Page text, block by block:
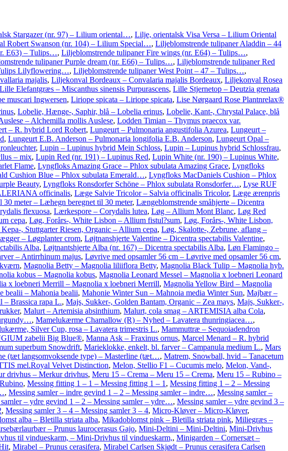
Stargazer (nr. 97) – Lilium oriental…, Lilje, orientalsk Visa Versa – Lilium Oriental
Robert Swanson (nr. 104) – Lilium Special…, Liljeblomstrende tulipaner Aladdin – 44
E63) – Tulips…, Liljeblomstrende tulipaner Fire wings (nr. E64) – Tulips…,
tulipaner Purple dream (nr. E66) – Tulips…, Liljeblomstrende tulipaner Red
Lilyflowering…, Liljeblomstrende tulipaner West Point – 47 – Tulips…,
majalis, Liljekonval Bordeaux – Convalaria majalis Bordeaux, Liljekonval Rosea
Lille Elefantgræs – Miscanthus sinensis Purpurascens, Lille Stjernetop – Deutzia grenata
muscari Ingwersen, Liriope spicata – Liriope spicata, Lise Nørgaard Rose Plantnrelax®
, Lobelie, Hænge-, Saphir, blå – Lobelia erinus, Lobelie, Kant-, Chrystal Palace, blå
– Alchemilla mollis Auslese, Lodden Timian – Thymus praecox var.
– R. hybrid Lord Robert, Lungeurt – Pulmonaria angustifolia Azurea, Lungeurt –
, Lungeurt E.B. Anderson – Pulmonaria longifolia E.B. Anderson, Lungeurt Opal –
, Lupin – Lupinus hybrid Mein Schloss, Lupin – Lupinus hybrid Schlossfrau,
– mix, Lupin Red (nr. 191) – Lupinus Red, Lupin White (nr. 190) – Lupinus White,
Flame, Lyngfloks Amazing Grace – Phlox subulata Amazing Grace, Lyngfloks
Cushion Blue – Phlox subulata Emerald…, Lyngfloks MacDaniels Cushion – Phlox
Beauty, Lyngfloks Ronsdorfer Schöne – Phlox subulata Ronsdorfer…, Lyse RUF
officinalis, Læge Salvie Tricolor – Salvia officinalis Tricolor, Læge ærenpris
meter – Læhegn beregnet til 30 meter, Længeblomstrende småhjerte – Dicentra
flexuosa, Lærkespore – Corydalis lutea, Løg – Allium Mont Blanc, Løg Red
cepa, Løg, Forårs-, White Lisbon – Allium fistul?sum, Løg, Forårs-, White Lisbon,
, Stuttgarter Riesen, Organic – Allium cepa, Løg, Skalotte-, Zebrune, aflang –
– Løgplanter crom, Løjtnanshjerte Valentine – Dicentra spectabilis Valentine,
Alba, Løjtnantshjerte Alba (nr. 167) – Dicentra spectabilis Alba, Løn Flamingo –
– Antirrhinum majus, Løvrive med opsamler 56 cm – Løvrive med opsamler 56 cm,
, Magnolia Betty – Magnolia liliiflora Betty, Magnolia Black Tulip – Magnolia hyb.
kobus – Magnolia kobus, Magnolia Leonard Messel – Magnolia x loebneri Leonard
x loebneri Merrill – Magnolia x loebneri Merrill, Magnolia Yellow Bird – Magnolia
bealii – Mahonia bealii, Mahonie Winter Sun – Mahnoia media Winter Sun, Majbær –
– Brassica rapa L., Majs, Sukker-, Golden Bantam, Organic – Zea mays, Majs, Sukker-,
, Malurt – Artemisia absinthium, Malurt, cola smag – ARTEMISIA alba Cola,
, Mamelukærme Chamallow (R) – Nyhed – Lavatera thunringiacea…,
Silver Cup, rosa – Lavatera trimestris L., Mammuttræ – Sequoiadendron
zabelii Big Blue®, Manna Ask – Fraxinus ornus, Marcel Menard – R. hybrid
superbum Snowdrift, Marieklokke, enkelt, bl. farver – Campanula medium L., Mars
(tæt langsomvoksende type) – Masterline (tæt…, Matrem, Snowball, hvid – Tanacetum
mel.Royal Velvet Distinction, Melon, Stellio F1 – Cucumis melo, Melon, Vand-,
drivhus – Merkur drivhus, Meru 15 – Crema – Meru 15 – Crema, Meru 15 – Rubino –
, Messing fitting 1 – 1 – Messing fitting 1 – 1 , Messing fitting 1 – 2 – Messing
, Messing samler – indre gevind 1 – 2 – Messing samler – indre…, Messing samler –
– ydre gevind 1 – 2 – Messing samler – ydre…, Messing samler – ydre gevind 3 –
, Messing samler 3 – 4 – Messing samler 3 – 4, Micro-Kløver – Micro-Kløver,
alba – Bletilla striata alba, Mikadoblomst pink – Bletilla striata pink, Miliegræs –
– Prunus laurocerasus Gajo, Mini-Deltini – Mini-Deltini, Mini-Drivhus
til vindueskarm, – Mini-Drivhus til vindueskarm,, Minigarden – Cornersæt –
, Mirabel – Prunus cerasifera, Mirabel Carlsen Skjødt – Prunus cerasifera Carlsen